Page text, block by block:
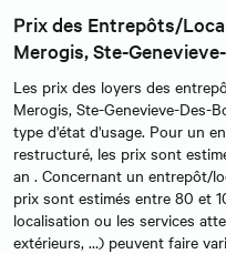
Prix des Entrepôts/
Merogis, Ste-
Les prix des loyers des
Merogis, Ste-Genevieve-Des-
type d'état d'usage. Pour un
restructuré, les prix sont
an . Concernant un entrepôt/
prix sont estimés entre 80 et
localisation ou les services
extérieurs, …) peuvent faire